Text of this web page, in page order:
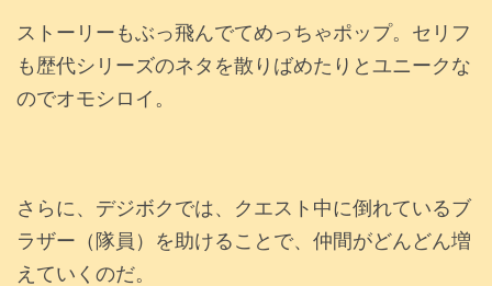
ストーリーもぶっ飛んでてめっちゃポップ。セリフ
も歴代シリーズのネタを散りばめたりとユニークな
のでオモシロイ。
さらに、デジボクでは、クエスト中に倒れているブ
ラザー（隊員）を助けることで、仲間がどんどん増
えていくのだ。